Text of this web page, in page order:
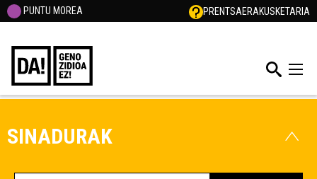
PUNTU MOREA PRENTSAERAKUSKETARIA
SINADURAK